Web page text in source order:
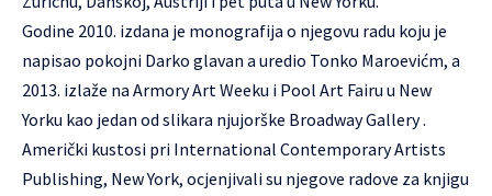
Godine 2010. izdana je monografija o njegovu radu koju je
napisao pokojni Darko glavan a uredio Tonko Maroevićm, a
2013. izlaže na Armory Art Weeku i Pool Art Fairu u New
Yorku kao jedan od slikara njujorške Broadway Gallery .
Američki kustosi pri International Contemporary Artists
Publishing, New York, ocjenjivali su njegove radove za knjigu